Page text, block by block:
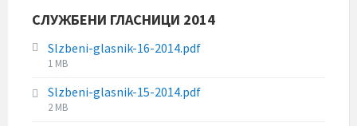
:i
e
:
l
s
i
e
:
СЛУЖБЕНИ ГЛАСНИЦИ 2014
Slzbeni-glasnik-16-2014.pdf
F
l
e
1 MB
Slzbeni-glasnik-15-2014.pdf
F
2 MB